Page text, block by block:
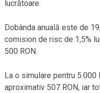
lucrătoare.
Dobânda anuală este de
comision de risc de 1,5%
500 RON.
La o simulare pentru 5.000
aproximativ 507 RON, iar